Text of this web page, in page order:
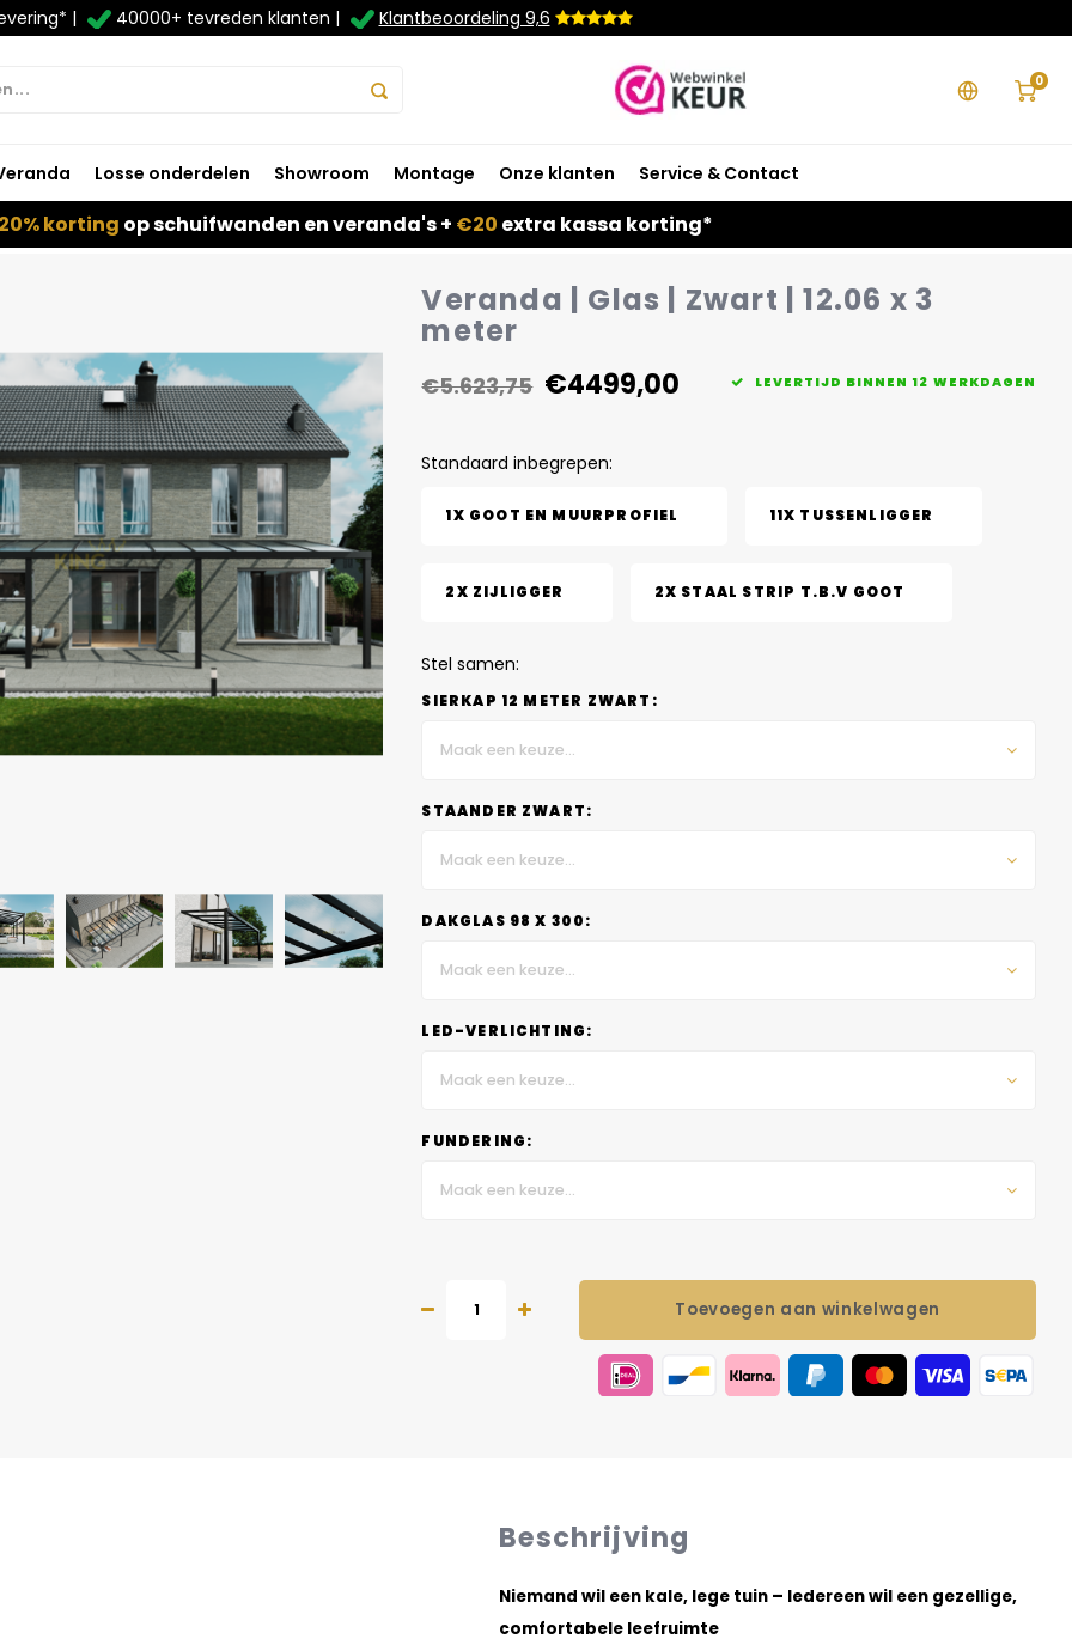
| 40000+ tevreden klanten | Klantbeoordeling 9,6
0
Losse onderdelen Showroom Montage Onze klanten Service & Contact
korting op schuifwanden en veranda's + €20 extra kassa korting*
Veranda | Glas | Zwart | 12.06 x 3
meter
€5.623,75 €4499,00 LEVERTIJD BINNEN 12 WERKDAGEN
Standaard inbegrepen:
1X GOOT EN MUURPROFIEL 11X TUSSENLIGGER
2X ZIJLIGGER 2X STAAL STRIP T.B.V GOOT
Stel samen:
SIERKAP 12 METER ZWART:
Maak een keuze...
STAANDER ZWART:
Maak een keuze...
DAKGLAS 98 X 300:
Maak een keuze...
LED-VERLICHTING:
Maak een keuze...
FUNDERING:
Maak een keuze...
Toevoegen aan winkelwagen
Beschrijving
Niemand wil een kale, lege tuin – Iedereen wil een gezellige,
comfortabele leefruimte